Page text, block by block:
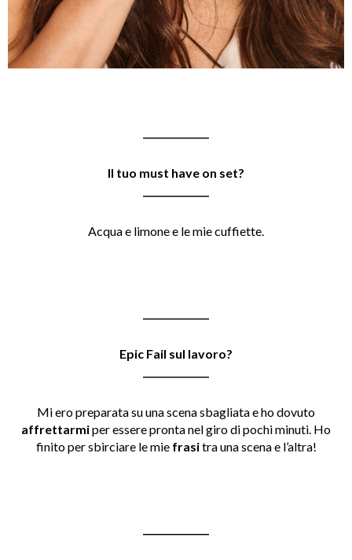
Il tuo must have on set?
Acqua e limone e le mie cuffiette.
Epic Fail sul lavoro?
Mi ero preparata su una scena sbagliata e ho dovuto
affrettarmiper essere pronta nel giro di pochi minuti. Ho
finito per sbirciare le mie frasitra una scena e l’altra!